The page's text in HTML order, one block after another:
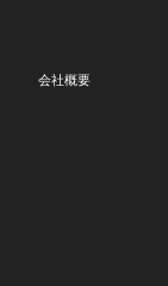
会社概要